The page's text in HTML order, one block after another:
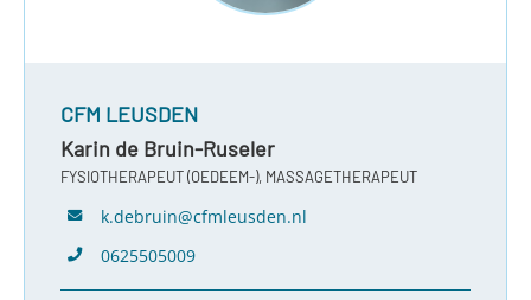
CFM LEUSDEN
Karin de Bruin-Ruseler
FYSIOTHERAPEUT (OEDEEM-), MASSAGETHERAPEUT
k.debruin@cfmleusden.nl
0625505009